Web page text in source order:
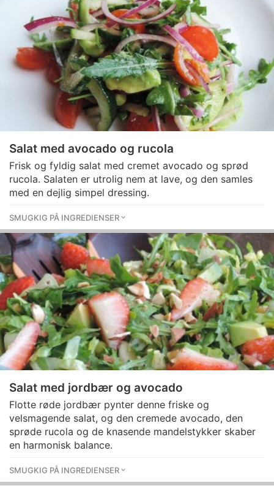
Salat med avocado og rucola
Frisk og fyldig salat med cremet avocado og sprød
rucola. Salaten er utrolig nem at lave, og den samles
med en dejlig simpel dressing.
SMUGKIG PÅ INGREDIENSER
Salat med jordbær og avocado
Flotte røde jordbær pynter denne friske og
velsmagende salat, og den cremede avocado, den
sprøde rucola og de knasende mandelstykker skaber
en harmonisk balance.
SMUGKIG PÅ INGREDIENSER